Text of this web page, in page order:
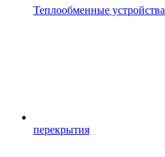
Теплообменные устройства
перекрытия